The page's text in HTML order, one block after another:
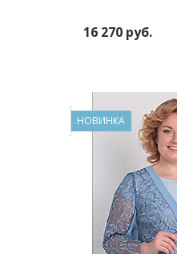
16 270 руб.
НОВИНКА